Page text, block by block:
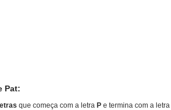
Pat:
que começa com a letra P e termina com a letra